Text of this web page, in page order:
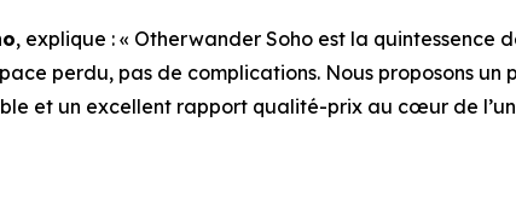
, explique : « Otherwander Soho est la quintessence
perdu, pas de complications. Nous proposons
et un excellent rapport qualité-prix au cœur de